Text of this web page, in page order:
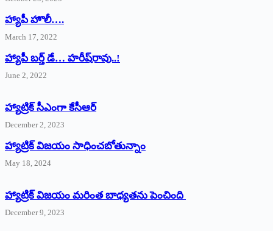
హ్యాపీ హొలీ….
March 17, 2022
హ్యాపీ బర్త్ ‌డే… హరీష్‌రావు..!
June 2, 2022
హ్యాట్రిక్‌ ‌సీఎంగా కేసీఆర్‌
December 2, 2023
హ్యాట్రిక్‌ విజయం సాధించబోతున్నాం
May 18, 2024
హ్యాట్రిక్ విజయం మరింత బాధ్యతను పెంచింది
December 9, 2023